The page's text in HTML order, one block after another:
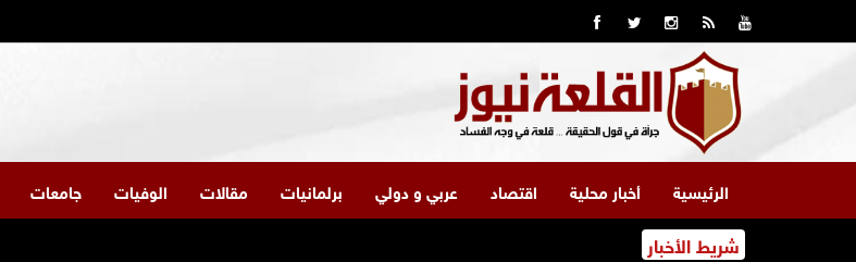
الرئيسية أخبار محلية اقتصاد عربي و دولي برلمانيات مقالات الوفيات جامعات
شريط الأخبار